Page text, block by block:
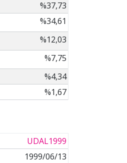
%37,73
%34,61
%12,03
%7,75
%4,34
%1,67
UDAL1999
1999/06/13